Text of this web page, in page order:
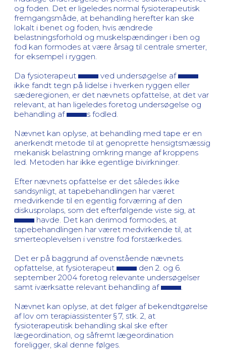
og foden. Det er ligeledes normal fysioterapeutisk
fremgangsmåde, at behandling herefter kan ske
lokalt i benet og foden, hvis ændrede
belastningsforhold og muskelspændinger i ben og
fod kan formodes at være årsag til centrale smerter,
for eksempel i ryggen.
Da fysioterapeut
ved undersøgelse af
ikke fandt tegn på lidelse i hverken ryggen eller
sæderegionen, er det nævnets opfattelse, at det var
relevant, at han ligeledes foretog undersøgelse og
behandling af
s fodled.
Nævnet kan oplyse, at behandling med tape er en
anerkendt metode til at genoprette hensigtsmæssig
mekanisk belastning omkring mange af kroppens
led. Metoden har ikke egentlige bivirkninger.
Efter nævnets opfattelse er det således ikke
sandsynligt, at tapebehandlingen har været
medvirkende til en egentlig forværring af den
diskusprolaps, som det efterfølgende viste sig, at
havde. Det kan derimod formodes, at
tapebehandlingen har været medvirkende til, at
smerteoplevelsen i venstre fod forstærkedes.
Det er på baggrund af ovenstående nævnets
opfattelse, at fysioterapeut
den 2. og 6.
september 2004 foretog relevante undersøgelser
samt iværksatte relevant behandling af
Nævnet kan oplyse, at det følger af bekendtgørelse
af lov om terapiassistenter § 7, stk. 2, at
fysioterapeutisk behandling skal ske efter
lægeordination, og såfremt lægeordination
foreligger, skal denne følges.